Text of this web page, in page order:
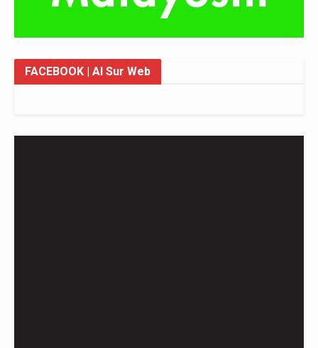
FACEBOOK | Al Sur Web